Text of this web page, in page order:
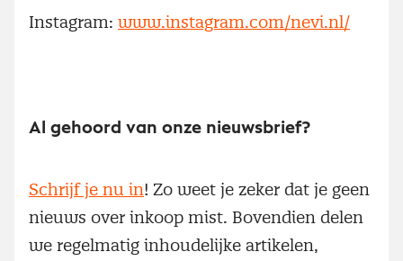
Instagram: www.instagram.com/nevi.nl/
Al gehoord van onze nieuwsbrief?
Schrijf je nu in! Zo weet je zeker dat je geen
nieuws over inkoop mist. Bovendien delen
we regelmatig inhoudelijke artikelen,